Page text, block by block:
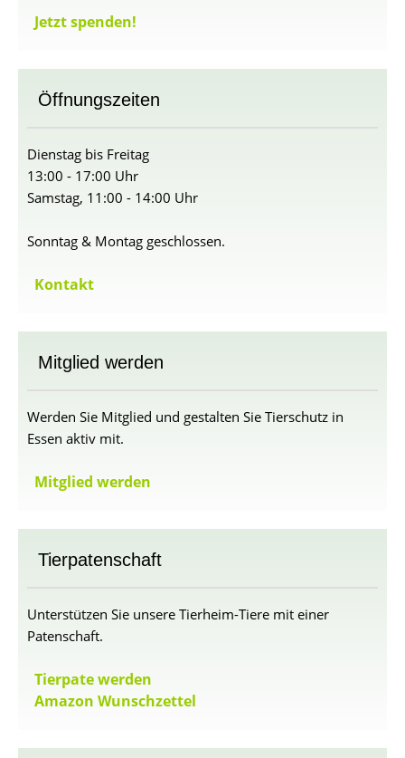
Jetzt spenden!
Öffnungszeiten
Dienstag bis Freitag
13:00 - 17:00 Uhr
Samstag, 11:00 - 14:00 Uhr
Sonntag & Montag geschlossen.
Kontakt
Mitglied werden
Werden Sie Mitglied und gestalten Sie Tierschutz in
Essen aktiv mit.
Mitglied werden
Tierpatenschaft
Unterstützen Sie unsere Tierheim-Tiere mit einer
Patenschaft.
Tierpate werden
Amazon Wunschzettel